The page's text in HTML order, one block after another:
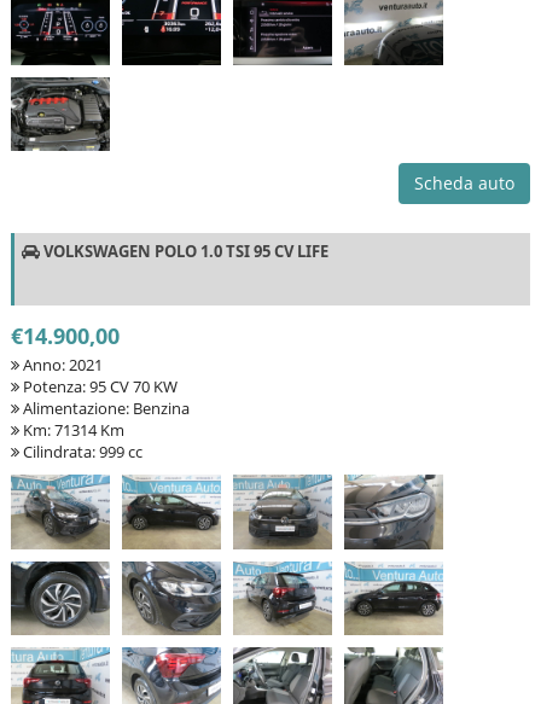
Scheda auto
VOLKSWAGEN POLO 1.0 TSI 95 CV LIFE
€14.900,00
Anno: 2021
Potenza: 95 CV 70 KW
Alimentazione: Benzina
Km: 71314 Km
Cilindrata: 999 cc